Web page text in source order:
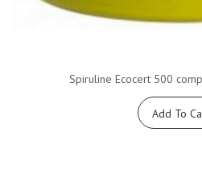
Spiruline Ecocert 500
Add To